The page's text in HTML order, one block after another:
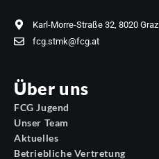
Karl-Morre-Straße 32, 8020 Graz
fcg.stmk@fcg.at
Über uns
FCG Jugend
Unser Team
Aktuelles
Betriebliche Vertretung